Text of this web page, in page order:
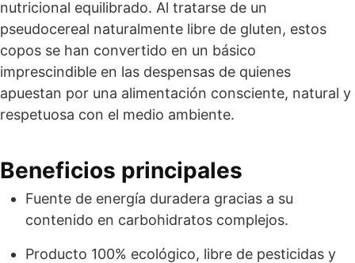
nutricional equilibrado. Al tratarse de un
pseudocereal naturalmente libre de gluten, estos
copos se han convertido en un básico
imprescindible en las despensas de quienes
apuestan por una alimentación consciente, natural y
respetuosa con el medio ambiente.
Beneficios principales
Fuente de energía duradera gracias a su
contenido en carbohidratos complejos.
Producto 100% ecológico, libre de pesticidas y